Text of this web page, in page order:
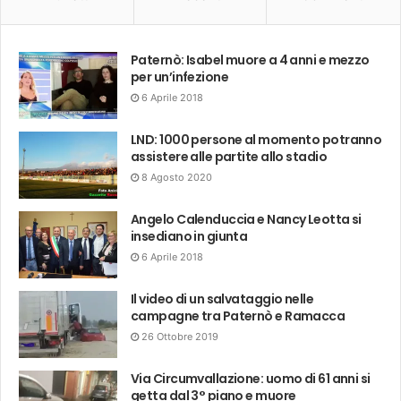
Paternò: Isabel muore a 4 anni e mezzo
per un’infezione
6 Aprile 2018
LND: 1000 persone al momento potranno
assistere alle partite allo stadio
8 Agosto 2020
Angelo Calenduccia e Nancy Leotta si
insediano in giunta
6 Aprile 2018
Il video di un salvataggio nelle
campagne tra Paternò e Ramacca
26 Ottobre 2019
Via Circumvallazione: uomo di 61 anni si
getta dal 3° piano e muore